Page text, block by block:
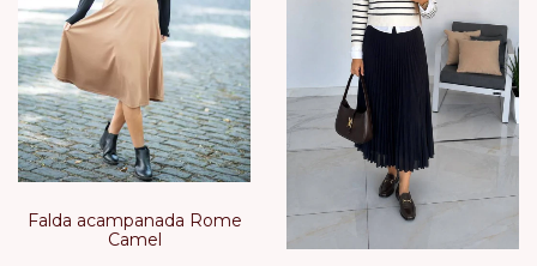
Falda acampanada Rome
Camel